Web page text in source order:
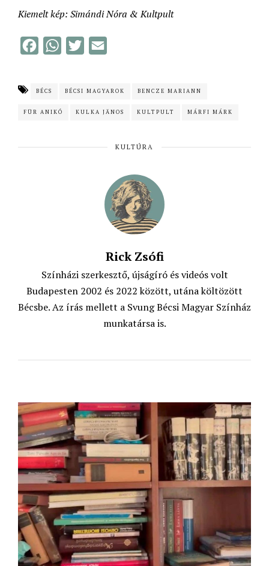
Kiemelt kép: Simándi Nóra & Kultpult
b
W
s
t
l
BÉCS BÉCSI MAGYAROK BENCZE MARIANN
FÜR ANIKÓ KULKA JÄNOS KULTPULT MÁRFI MÁRK
KULTÚRA
Rick Zsófi
Színházi szerkesztő, újságíró és videós volt
Budapesten 2002 és 2022 között, utána költözött
Bécsbe. Az írás mellett a Svung Bécsi Magyar Színház
munkatársa is.